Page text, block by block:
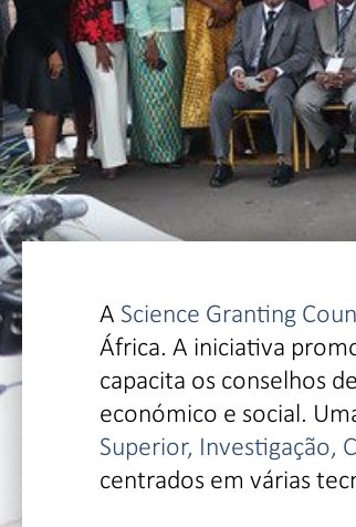
A Science Granting
África. A iniciativa
capacita os conselhos
económico e social.
Superior, Investigação,
centrados em várias